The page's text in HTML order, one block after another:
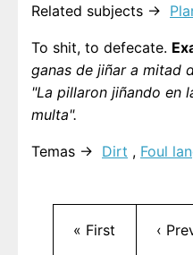
Related subjects →
To shit, to defecate.
ganas de jiñar a mitad
"La pillaron jiñando en
multa".
Temas → Dirt , Foul
First page
« First ‹